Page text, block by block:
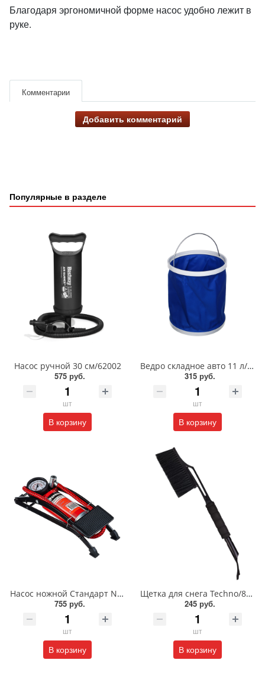
Благодаря эргономичной форме насос удобно лежит в
руке.
Комментарии
Добавить комментарий
Популярные в разделе
Насос ручной 30 см/62002
575 руб.
шт
В корзину
Ведро складное авто 11 л/729-025
315 руб.
шт
В корзину
Насос ножной Стандарт NEW GALAXY/713-089
755 руб.
шт
В корзину
Щетка для снега Techno/8011/ПР
245 руб.
шт
В корзину